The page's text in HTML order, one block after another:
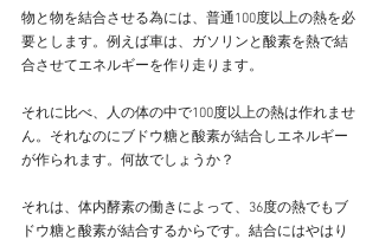
物と物を結合させる為には、普通100度以上の熱を必
要とします。例えば車は、ガソリンと酸素を熱で結
合させてエネルギーを作り走ります。
それに比べ、人の体の中で100度以上の熱は作れませ
ん。それなのにブドウ糖と酸素が結合しエネルギー
が作られます。何故でしょうか？
それは、体内酵素の働きによって、36度の熱でもブ
ドウ糖と酸素が結合するからです。結合にはやはり